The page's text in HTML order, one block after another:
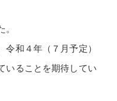
和４年（７月予定）
いることを期待してい